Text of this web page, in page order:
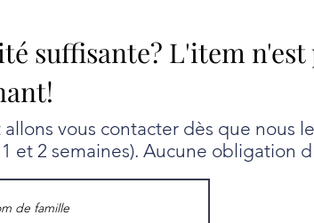
suffisante? L'item
vous contacter dès que nous
et 2 semaines). Aucune obligation